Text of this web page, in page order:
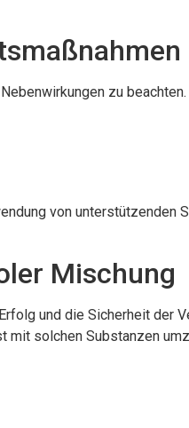
zu beachten.
von unterstützenden
Mischung
und die Sicherheit der
solchen Substanzen